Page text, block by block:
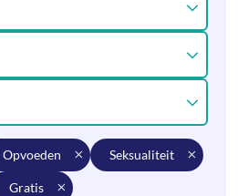
opvoeden seksualiteit
gratis